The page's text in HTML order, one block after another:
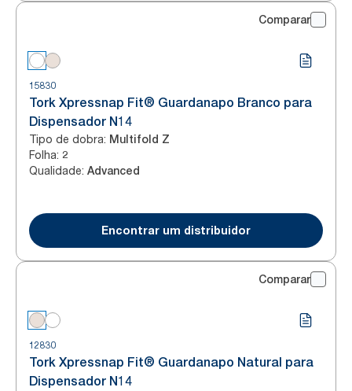
Comparar
15830
Tork Xpressnap Fit® Guardanapo Branco para
Dispensador N14
Tipo de dobra: Multifold Z
Folha: 2
Qualidade: Advanced
Encontrar um distribuidor
Comparar
12830
Tork Xpressnap Fit® Guardanapo Natural para
Dispensador N14